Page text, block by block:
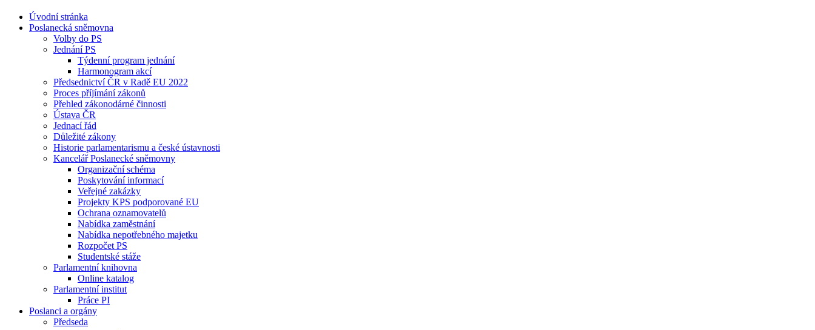
Úvodní stránka
Poslanecká sněmovna
Volby do PS
Jednání PS
Týdenní program jednání
Harmonogram akcí
Předsednictví ČR v Radě EU 2022
Proces příjímání zákonů
Přehled zákonodárné činnosti
Ústava ČR
Jednací řád
Důležité zákony
Historie parlamentarismu a české ústavnosti
Kancelář Poslanecké sněmovny
Organizační schéma
Poskytování informací
Veřejné zakázky
Projekty KPS podporované EU
Ochrana oznamovatelů
Nabídka zaměstnání
Nabídka nepotřebného majetku
Rozpočet PS
Studentské stáže
Parlamentní knihovna
Online katalog
Parlamentní institut
Práce PI
Poslanci a orgány
Předseda